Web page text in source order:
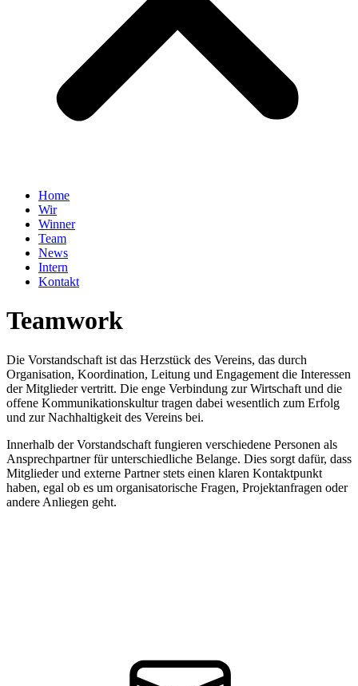
Home
Wir
Winner
Team
News
Intern
Kontakt
Teamwork
Die Vorstandschaft ist das Herzstück des Vereins, das durch
Organisation, Koordination, Leitung und Engagement die Interessen
der Mitglieder vertritt. Die enge Verbindung zur Wirtschaft und die
offene Kommunikationskultur tragen dabei wesentlich zum Erfolg
und zur Nachhaltigkeit des Vereins bei.
Innerhalb der Vorstandschaft fungieren verschiedene Personen als
Ansprechpartner für unterschiedliche Belange. Dies sorgt dafür, dass
Mitglieder und externe Partner stets einen klaren Kontaktpunkt
haben, egal ob es um organisatorische Fragen, Projektanfragen oder
andere Anliegen geht.